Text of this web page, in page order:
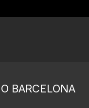
BARCELONA